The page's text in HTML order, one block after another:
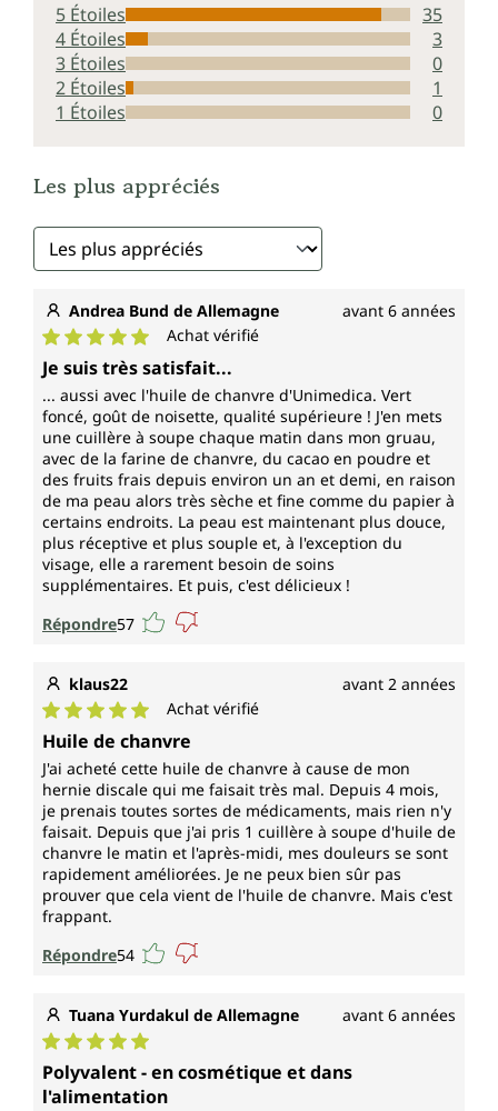
5 Étoiles
35
4 Étoiles
3
3 Étoiles
0
2 Étoiles
1
1 Étoiles
0
Les plus appréciés
Andrea Bund de Allemagne avant 6 années
Note moyenne de 5 sur 5 étoiles
Achat vérifié
Je suis très satisfait...
... aussi avec l'huile de chanvre d'Unimedica. Vert
foncé, goût de noisette, qualité supérieure ! J'en mets
une cuillère à soupe chaque matin dans mon gruau,
avec de la farine de chanvre, du cacao en poudre et
des fruits frais depuis environ un an et demi, en raison
de ma peau alors très sèche et fine comme du papier à
certains endroits. La peau est maintenant plus douce,
plus réceptive et plus souple et, à l'exception du
visage, elle a rarement besoin de soins
supplémentaires. Et puis, c'est délicieux !
Répondre57
klaus22 avant 2 années
Note moyenne de 5 sur 5 étoiles
Achat vérifié
Huile de chanvre
J'ai acheté cette huile de chanvre à cause de mon
hernie discale qui me faisait très mal. Depuis 4 mois,
je prenais toutes sortes de médicaments, mais rien n'y
faisait. Depuis que j'ai pris 1 cuillère à soupe d'huile de
chanvre le matin et l'après-midi, mes douleurs se sont
rapidement améliorées. Je ne peux bien sûr pas
prouver que cela vient de l'huile de chanvre. Mais c'est
frappant.
Répondre54
Tuana Yurdakul de Allemagne avant 6 années
Note moyenne de 5 sur 5 étoiles
Polyvalent - en cosmétique et dans
l'alimentation